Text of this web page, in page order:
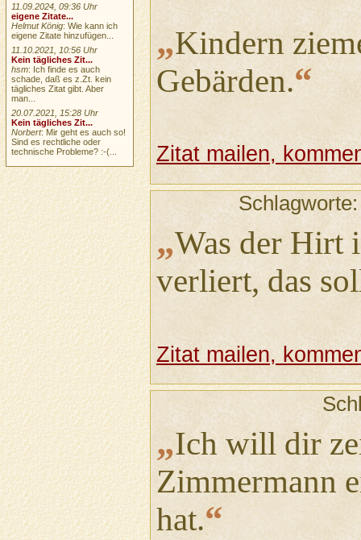
„Kindern
Gebärden.“
Zitat mailen,
„Was der Hirt
verliert, das
Zitat mailen,
„Ich will dir
Zimmermann
hat.“
11.09.2024, 09:36 Uhr
eigene Zitate...
Helmut König: Wie kann ich
eigene Zitate hinzufügen...
11.10.2021, 10:56 Uhr
Kein tägliches Zit...
hsm: Ich finde es auch
schade, daß es z.Zt. kein
tägliches Zitat gibt. Aber
man...
20.07.2021, 15:28 Uhr
Kein tägliches Zit...
Norbert: Mir geht es auch so!
Sind es rechtliche oder
technische Probleme? :-(...